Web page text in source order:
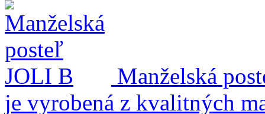
Manželská
je vyrobená z kvalitných